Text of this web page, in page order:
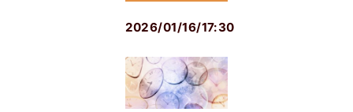
2026/01/16/17:30